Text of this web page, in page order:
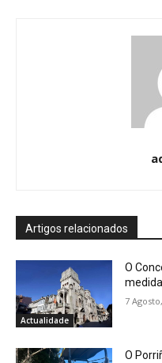
Artigos relacionados
Actualidade
O
7
O